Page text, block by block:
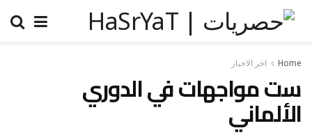
Home اخر الاخبار
ست مواجهات في الدوري
الألماني